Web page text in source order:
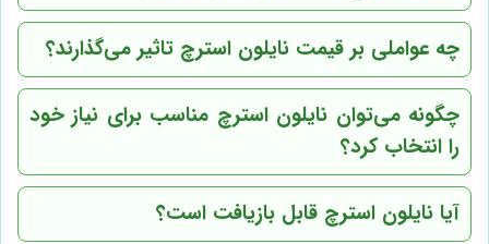
چه عواملی بر قیمت نایلون استرچ تاثیر می‌گذارند؟
چگونه می‌توان نایلون استرچ مناسب برای نیاز خود
را انتخاب کرد؟
آیا نایلون استرچ قابل بازیافت است؟